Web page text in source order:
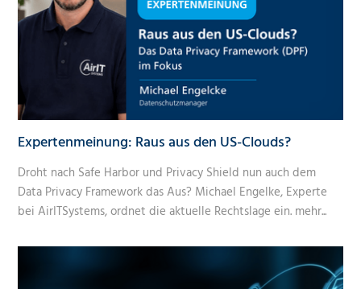
Expertenmeinung: Raus aus den US-Clouds?
Droht nach Safe Harbor und Privacy Shield nun auch dem
Data Privacy Framework das Aus? Michael Engelke, Experte
bei AirITSystems, ordnet die aktuelle Rechtslage ein. mehr...